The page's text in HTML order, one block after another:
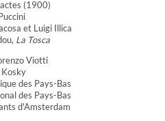
(1900)
et Luigi Illica
La Tosca
Viotti
Kosky
des Pays-Bas
des Pays-Bas
d'Amsterdam